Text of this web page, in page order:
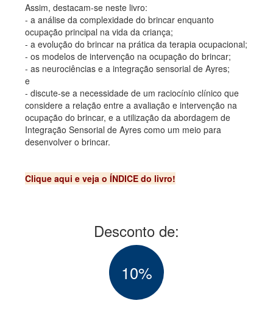
Assim, destacam-se neste livro:
- a análise da complexidade do brincar enquanto
ocupação principal na vida da criança;
- a evolução do brincar na prática da terapia ocupacional;
- os modelos de intervenção na ocupação do brincar;
- as neurociências e a integração sensorial de Ayres;
e
- discute-se a necessidade de um raciocínio clínico que
considere a relação entre a avaliação e intervenção na
ocupação do brincar, e a utilização da abordagem de
Integração Sensorial de Ayres como um meio para
desenvolver o brincar.
Clique aqui e veja o ÍNDICE do livro!
Desconto de:
10%